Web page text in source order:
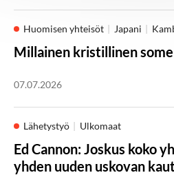
Huomisen yhteisöt Japani
Millainen kristillinen
07.07.2026
Lähetystyö Ulkomaat
Ed Cannon: Joskus koko
yhden uuden uskovan